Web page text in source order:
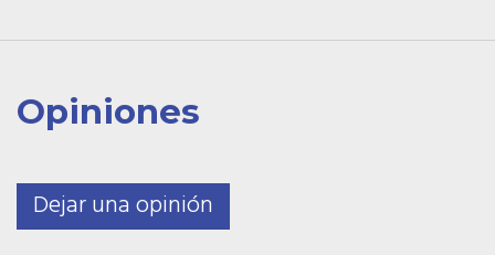
Opiniones
Dejar una opinión